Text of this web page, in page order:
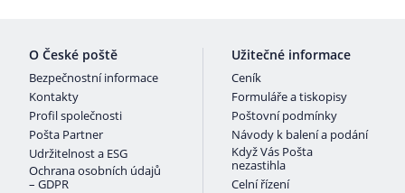
O České poště
Bezpečnostní informace
Kontakty
Profil společnosti
Pošta Partner
Udržitelnost a ESG
Ochrana osobních údajů
– GDPR
Užitečné informace
Ceník
Formuláře a tiskopisy
Poštovní podmínky
Návody k balení a podání
Když Vás Pošta
nezastihla
Celní řízení